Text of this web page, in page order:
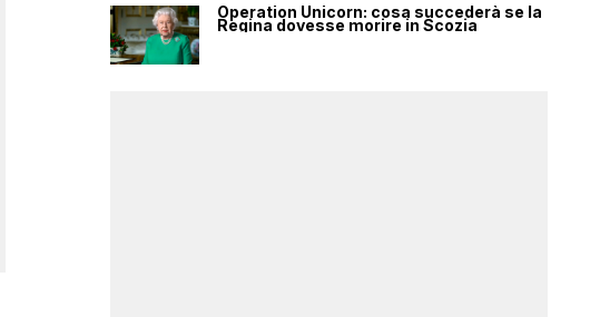
Operation Unicorn: cosa succederà se la
Regina dovesse morire in Scozia